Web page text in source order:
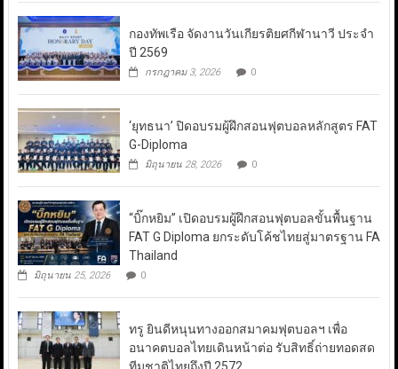
กองทัพเรือ จัดงานวันเกียรติยศกีฬานาวี ประจำ
ปี 2569
กรกฎาคม 3, 2026 0
‘ยุทธนา’ ปิดอบรมผู้ฝึกสอนฟุตบอลหลักสูตร FAT
G-Diploma
มิถุนายน 28, 2026 0
“บิ๊กหยิม” เปิดอบรมผู้ฝึกสอนฟุตบอลขั้นพื้นฐาน
FAT G Diploma ยกระดับโค้ชไทยสู่มาตรฐาน FA
Thailand
มิถุนายน 25, 2026 0
ทรู ยินดีหนุนทางออกสมาคมฟุตบอลฯ เพื่อ
อนาคตบอลไทยเดินหน้าต่อ รับสิทธิ์ถ่ายทอดสด